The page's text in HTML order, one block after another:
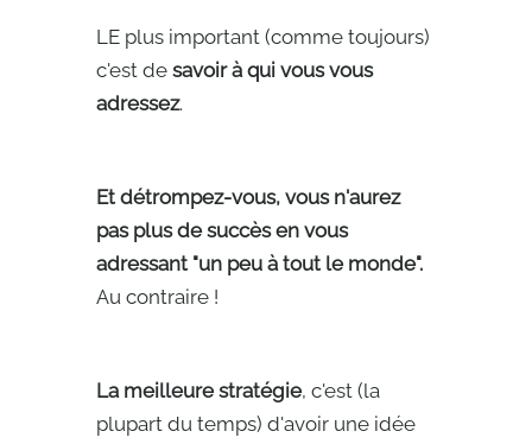
LE plus important (comme toujours)
c'est de savoir à qui vous vous
adressez.
Et détrompez-vous, vous n'aurez
pas plus de succès en vous
adressant "un peu à tout le monde".
Au contraire !
La meilleure stratégie, c'est (la
plupart du temps) d'avoir une idée